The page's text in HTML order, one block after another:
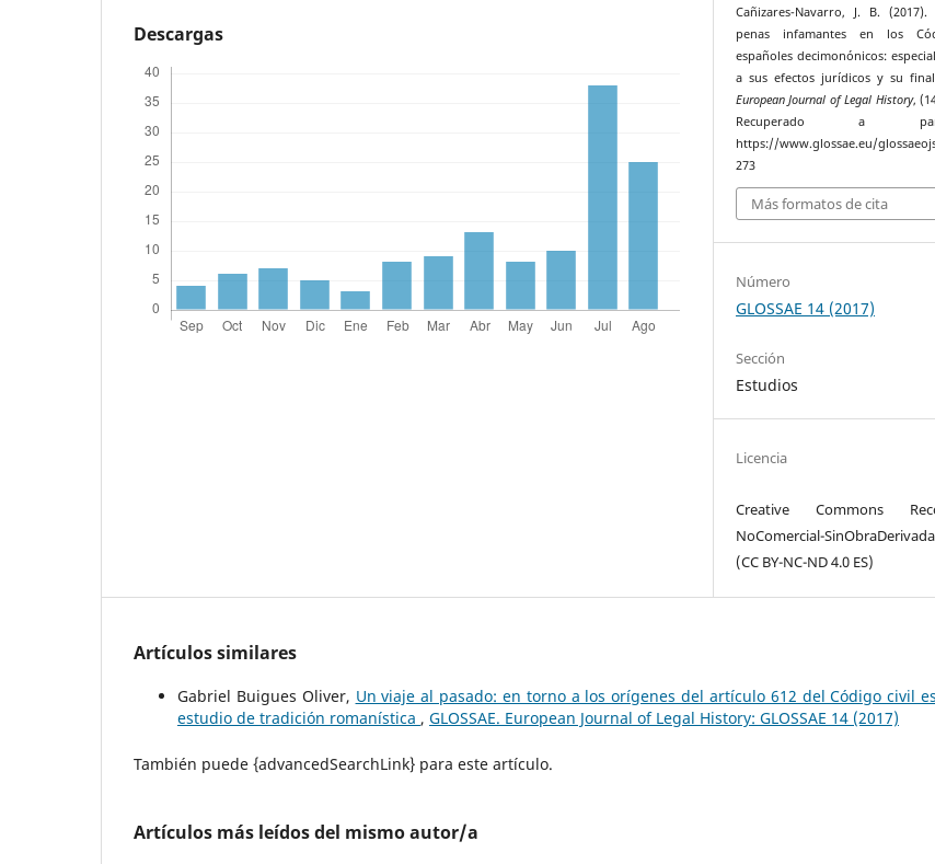
Descargas
Cañizares-Navarro, J. B.
penas infamantes en los
españoles decimonónicos:
a sus efectos jurídicos y su
European Journal of Legal History,
Recuperado a
https://www.glossae.eu/
273
Más formatos de cita
Número
GLOSSAE 14 (2017)
Sección
Estudios
Licencia
Creative Commons
NoComercial-
(CC BY-NC-ND 4.0 ES)
Artículos similares
Gabriel Buigues Oliver, Un viaje al pasado: en torno a los orígenes del artículo 612 del Código civil
estudio de tradición romanística , GLOSSAE. European Journal of Legal History: GLOSSAE 14 (2017)
También puede {advancedSearchLink} para este artículo.
Artículos más leídos del mismo autor/a